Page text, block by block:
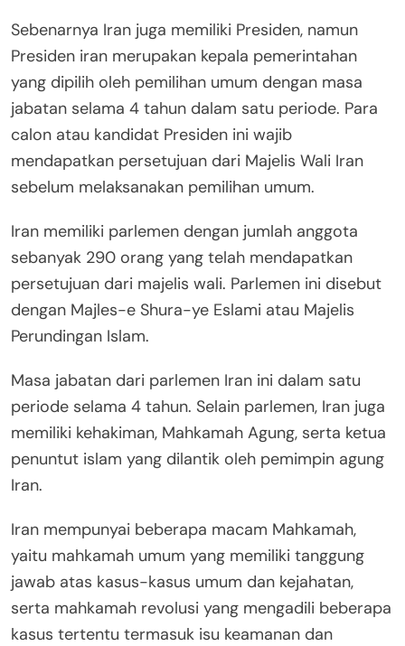
Sebenarnya Iran juga memiliki Presiden, namun
Presiden iran merupakan kepala pemerintahan
yang dipilih oleh pemilihan umum dengan masa
jabatan selama 4 tahun dalam satu periode. Para
calon atau kandidat Presiden ini wajib
mendapatkan persetujuan dari Majelis Wali Iran
sebelum melaksanakan pemilihan umum.
Iran memiliki parlemen dengan jumlah anggota
sebanyak 290 orang yang telah mendapatkan
persetujuan dari majelis wali. Parlemen ini disebut
dengan Majles-e Shura-ye Eslami atau Majelis
Perundingan Islam.
Masa jabatan dari parlemen Iran ini dalam satu
periode selama 4 tahun. Selain parlemen, Iran juga
memiliki kehakiman, Mahkamah Agung, serta ketua
penuntut islam yang dilantik oleh pemimpin agung
Iran.
Iran mempunyai beberapa macam Mahkamah,
yaitu mahkamah umum yang memiliki tanggung
jawab atas kasus-kasus umum dan kejahatan,
serta mahkamah revolusi yang mengadili beberapa
kasus tertentu termasuk isu keamanan dan